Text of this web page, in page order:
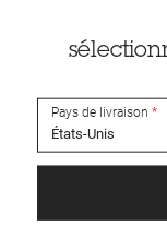
Pays de livraison